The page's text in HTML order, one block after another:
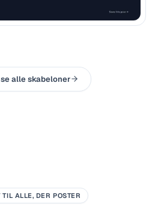
alle skabeloner
TIL ALLE, DER POSTER